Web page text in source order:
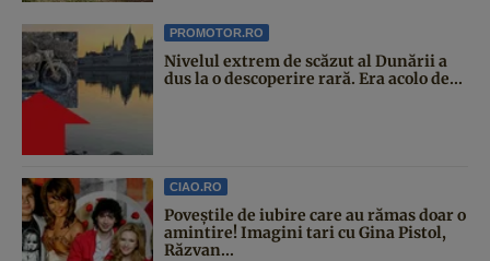
PROMOTOR.RO
Nivelul extrem de scăzut al Dunării a
dus la o descoperire rară. Era acolo de...
CIAO.RO
Poveştile de iubire care au rămas doar o
amintire! Imagini tari cu Gina Pistol,
Răzvan...